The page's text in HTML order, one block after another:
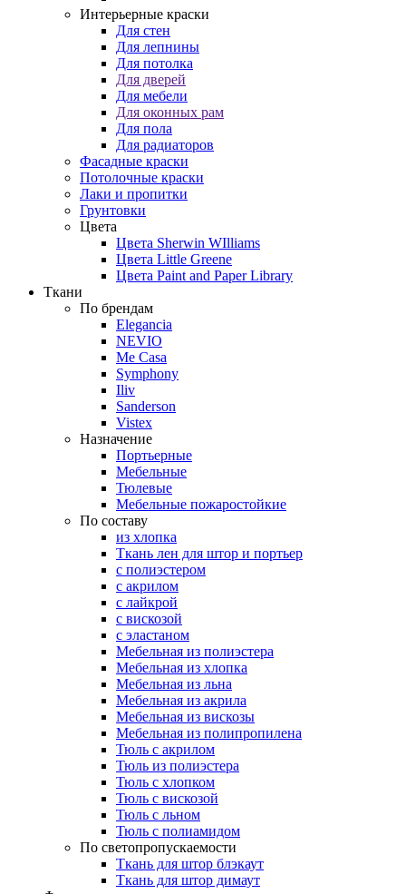
Интерьерные краски
Для стен
Для лепнины
Для потолка
Для дверей
Для мебели
Для оконных рам
Для пола
Для радиаторов
Фасадные краски
Потолочные краски
Лаки и пропитки
Грунтовки
Цвета
Цвета Sherwin WIlliams
Цвета Little Greene
Цвета Paint and Paper Library
Ткани
По брендам
Elegancia
NEVIO
Me Casa
Symphony
Iliv
Sanderson
Vistex
Назначение
Портьерные
Мебельные
Тюлевые
Мебельные пожаростойкие
По составу
из хлопка
Ткань лен для штор и портьер
с полиэстером
с акрилом
с лайкрой
с вискозой
с эластаном
Мебельная из полиэстера
Мебельная из хлопка
Мебельная из льна
Мебельная из акрила
Мебельная из вискозы
Мебельная из полипропилена
Тюль с акрилом
Тюль из полиэстера
Тюль с хлопком
Тюль с вискозой
Тюль с льном
Тюль с полиамидом
По светопропускаемости
Ткань для штор блэкаут
Ткань для штор димаут